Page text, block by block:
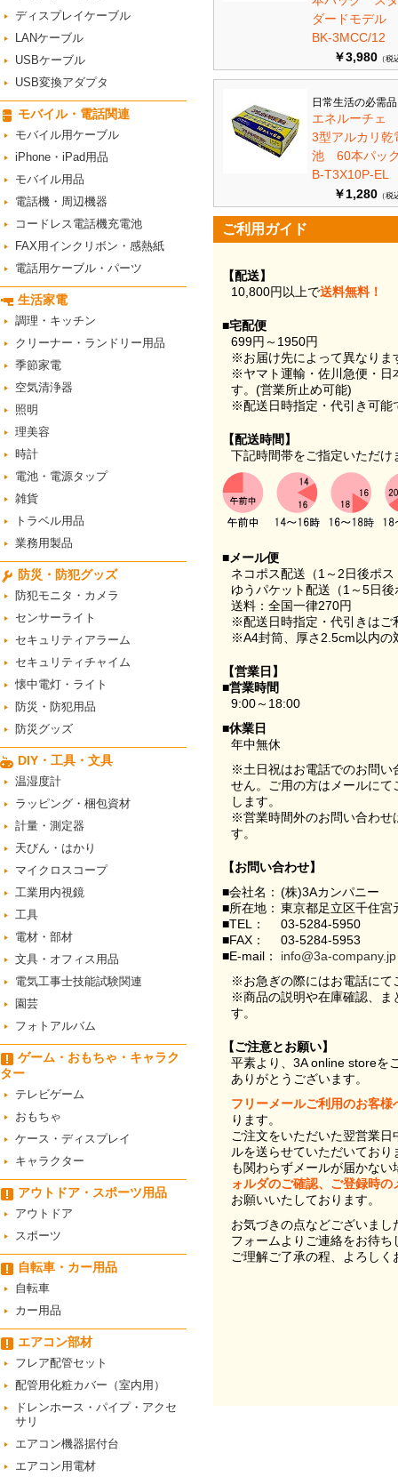
ディスプレイケーブル
LANケーブル
USBケーブル
USB変換アダプタ
モバイル・電話関連
モバイル用ケーブル
iPhone・iPad用品
モバイル用品
電話機・周辺機器
コードレス電話機充電池
FAX用インクリボン・感熱紙
電話用ケーブル・パーツ
生活家電
調理・キッチン
クリーナー・ランドリー用品
季節家電
空気清浄器
照明
理美容
時計
電池・電源タップ
雑貨
トラベル用品
業務用製品
防災・防犯グッズ
防犯モニタ・カメラ
センサーライト
セキュリティアラーム
セキュリティチャイム
懐中電灯・ライト
防災・防犯用品
防災グッズ
DIY・工具・文具
温湿度計
ラッピング・梱包資材
計量・測定器
天びん・はかり
マイクロスコープ
工業用内視鏡
工具
電材・部材
文具・オフィス用品
電気工事士技能試験関連
園芸
フォトアルバム
ゲーム・おもちゃ・キャラク
ター
テレビゲーム
おもちゃ
ケース・ディスプレイ
キャラクター
アウトドア・スポーツ用品
アウトドア
スポーツ
自転車・カー用品
自転車
カー用品
エアコン部材
フレア配管セット
配管用化粧カバー（室内用）
ドレンホース・パイプ・アクセ
サリ
エアコン機器据付台
エアコン用電材
ダードモデル
BK-3MCC/12
￥3,980 （税
日常生活の必需
エネルーチェ
3型アルカリ乾
池 60本パ
B-T3X10P-EL
￥1,280 （税
ご利用ガイド
【配送】
10,800円以上で送料無料！
■宅配便
699円～1950円
※お届け先によって異なりま
※ヤマト運輸・佐川急便・日
す。(営業所止め可能)
※配送日時指定・代引き可能
【配送時間】
下記時間帯をご指定いただけ
■メール便
ネコポス配送（1～2日後ポ
ゆうパケット配送（1～5日
送料：全国一律270円
※配送日時指定・代引きはご
※A4封筒、厚さ2.5cm以内の
【営業日】
■営業時間
9:00～18:00
■休業日
年中無休
※土日祝はお電話でのお問い
せん。ご用の方はメールに
します。
※営業時間外のお問い合わせ
す。
【お問い合わせ】
■会社名： (株)3Aカンパニー
■所在地： 東京都足立区千住
■TEL：
03-5284-5950
■FAX：
03-5284-5953
■E-mail：
info@3a-company.jp
※お急ぎの際にはお電話にて
※商品の説明や在庫確認、ま
す。
【ご注意とお願い】
平素より、3A online storeを
ありがとうございます。
フリーメールご利用のお客様
ります。
ご注文をいただいた翌営業
ルを送らせていただいてお
も関わらずメールが届かない
ォルダのご確認、ご登録時
お願いいたしております。
お気づきの点などございま
フォームよりご連絡をお待ち
ご理解ご了承の程、よろし